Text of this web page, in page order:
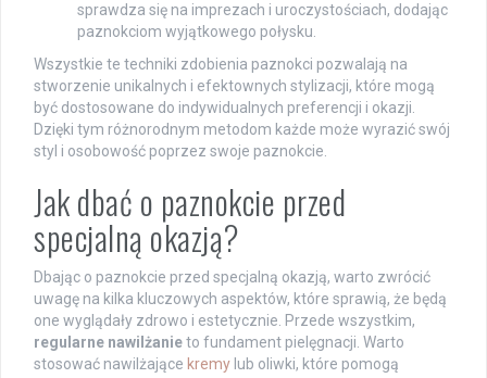
sprawdza się na imprezach i uroczystościach, dodając
paznokciom wyjątkowego połysku.
Wszystkie te techniki zdobienia paznokci pozwalają na
stworzenie unikalnych i efektownych stylizacji, które mogą
być dostosowane do indywidualnych preferencji i okazji.
Dzięki tym różnorodnym metodom każde może wyrazić swój
styl i osobowość poprzez swoje paznokcie.
Jak dbać o paznokcie przed
specjalną okazją?
Dbając o paznokcie przed specjalną okazją, warto zwrócić
uwagę na kilka kluczowych aspektów, które sprawią, że będą
one wyglądały zdrowo i estetycznie. Przede wszystkim,
regularne nawilżanieto fundament pielęgnacji. Warto
stosować nawilżające kremy lub oliwki, które pomogą